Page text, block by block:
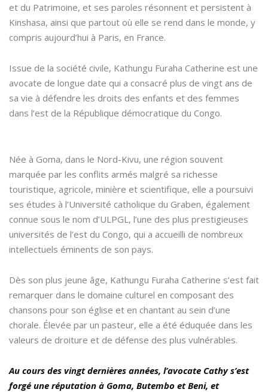
et du Patrimoine, et ses paroles résonnent et persistent à
Kinshasa, ainsi que partout où elle se rend dans le monde, y
compris aujourd’hui à Paris, en France.
Issue de la société civile, Kathungu Furaha Catherine est une
avocate de longue date qui a consacré plus de vingt ans de
sa vie à défendre les droits des enfants et des femmes
dans l’est de la République démocratique du Congo.
Née à Goma, dans le Nord-Kivu, une région souvent
marquée par les conflits armés malgré sa richesse
touristique, agricole, minière et scientifique, elle a poursuivi
ses études à l’Université catholique du Graben, également
connue sous le nom d’ULPGL, l’une des plus prestigieuses
universités de l’est du Congo, qui a accueilli de nombreux
intellectuels éminents de son pays.
Dès son plus jeune âge, Kathungu Furaha Catherine s’est fait
remarquer dans le domaine culturel en composant des
chansons pour son église et en chantant au sein d’une
chorale. Élevée par un pasteur, elle a été éduquée dans les
valeurs de droiture et de défense des plus vulnérables.
Au cours des vingt dernières années, l’avocate Cathy s’est
forgé une réputation à Goma, Butembo et Beni, et